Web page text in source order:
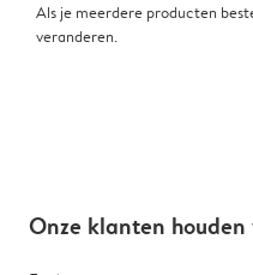
Als je meerdere producten
veranderen.
Onze klanten